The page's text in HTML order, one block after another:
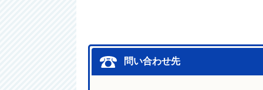
問い合わせ先